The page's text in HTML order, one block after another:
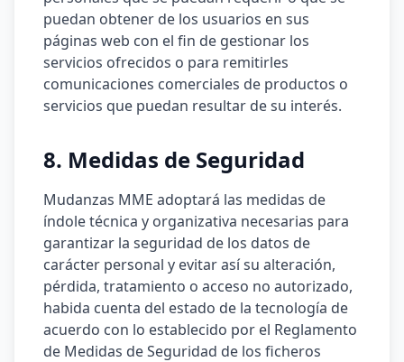
puedan obtener de los usuarios en sus
páginas web con el fin de gestionar los
servicios ofrecidos o para remitirles
comunicaciones comerciales de productos o
servicios que puedan resultar de su interés.
8. Medidas de Seguridad
Mudanzas MME adoptará las medidas de
índole técnica y organizativa necesarias para
garantizar la seguridad de los datos de
carácter personal y evitar así su alteración,
pérdida, tratamiento o acceso no autorizado,
habida cuenta del estado de la tecnología de
acuerdo con lo establecido por el Reglamento
de Medidas de Seguridad de los ficheros